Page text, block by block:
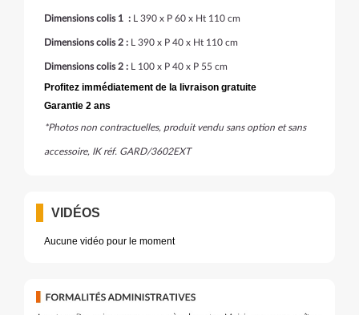
Dimensions colis 1 : L 390 x P 60 x Ht 110 cm
Dimensions colis 2 : L 390 x P 40 x Ht 110 cm
Dimensions colis 2 : L 100 x P 40 x P 55 cm
Profitez immédiatement de la livraison gratuite
Garantie 2 ans
*Photos non contractuelles, produit vendu sans option et sans
accessoire, IK réf. GARD/3602EXT
VIDÉOS
Aucune vidéo pour le moment